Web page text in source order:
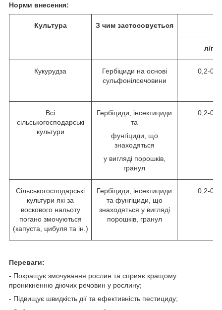
Норми внесення:
Культура З чим застосовується
л/га
Кукурудза
Гербіциди на основі
сульфонілсечовини
0,2-
Всі
сільськогосподарські
культури
Гербіциди, інсектициди
та
фунгіциди, що
знаходяться
у вигляді порошків,
гранул
0,2-
Сільськогосподарські
культури які за
воскового нальоту
погано змочуються
(капуста, цибуля та ін.)
Гербіциди, інсектициди
та фунгіциди, що
знаходяться у вигляді
порошків, гранул
0,2-
Переваги:
- Покращує змочування рослин та сприяє кращому
проникненню діючих речовин у рослину;
- Підвищує швидкість дії та ефективність пестициду;